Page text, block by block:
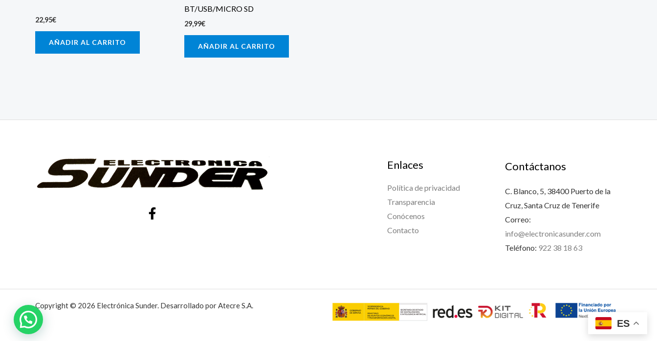
22,95€
AÑADIR AL CARRITO
BT/USB/MICRO SD
29,99€
AÑADIR AL CARRITO
Enlaces
Política de privacidad
Transparencia
Conócenos
Contacto
Contáctanos
C. Blanco, 5, 38400 Puerto de la
Cruz, Santa Cruz de Tenerife
Correo:
info@electronicasunder.com
Teléfono: 922 38 18 63
Copyright © 2026 Electrónica Sunder. Desarrollado por Atecre S.A.
ES